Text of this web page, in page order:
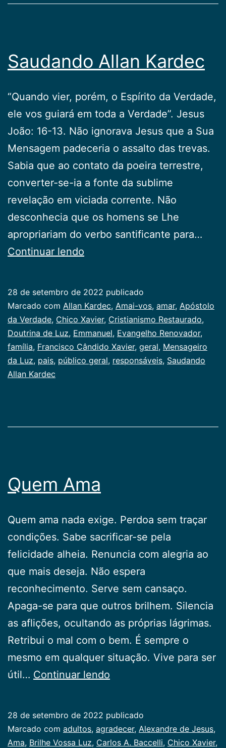
Saudando Allan Kardec
“Quando vier, porém, o Espírito da Verdade,
ele vos guiará em toda a Verdade”. Jesus
João: 16-13. Não ignorava Jesus que a Sua
Mensagem padeceria o assalto das trevas.
Sabia que ao contato da poeira terrestre,
converter-se-ia a fonte da sublime
revelação em viciada corrente. Não
desconhecia que os homens se Lhe
apropriariam do verbo santificante para…
Continuar lendo
28 de setembro de 2022 publicado
Categorizado
como
Publicogeral
Marcado com Allan Kardec, Amai-vos, amar, Apóstolo
da Verdade, Chico Xavier, Cristianismo Restaurado,
Doutrina de Luz, Emmanuel, Evangelho Renovador,
família, Francisco Cândido Xavier, geral, Mensageiro
da Luz, pais, público geral, responsáveis, Saudando
Allan Kardec
Quem Ama
Quem ama nada exige. Perdoa sem traçar
condições. Sabe sacrificar-se pela
felicidade alheia. Renuncia com alegria ao
que mais deseja. Não espera
reconhecimento. Serve sem cansaço.
Apaga-se para que outros brilhem. Silencia
as aflições, ocultando as próprias lágrimas.
Retribui o mal com o bem. É sempre o
mesmo em qualquer situação. Vive para ser
útil… Continuar lendo
28 de setembro de 2022 publicado
Categorizado
como
Marcado com adultos, agradecer, Alexandre de Jesus,
Ama, Brilhe Vossa Luz, Carlos A. Baccelli, Chico Xavier,